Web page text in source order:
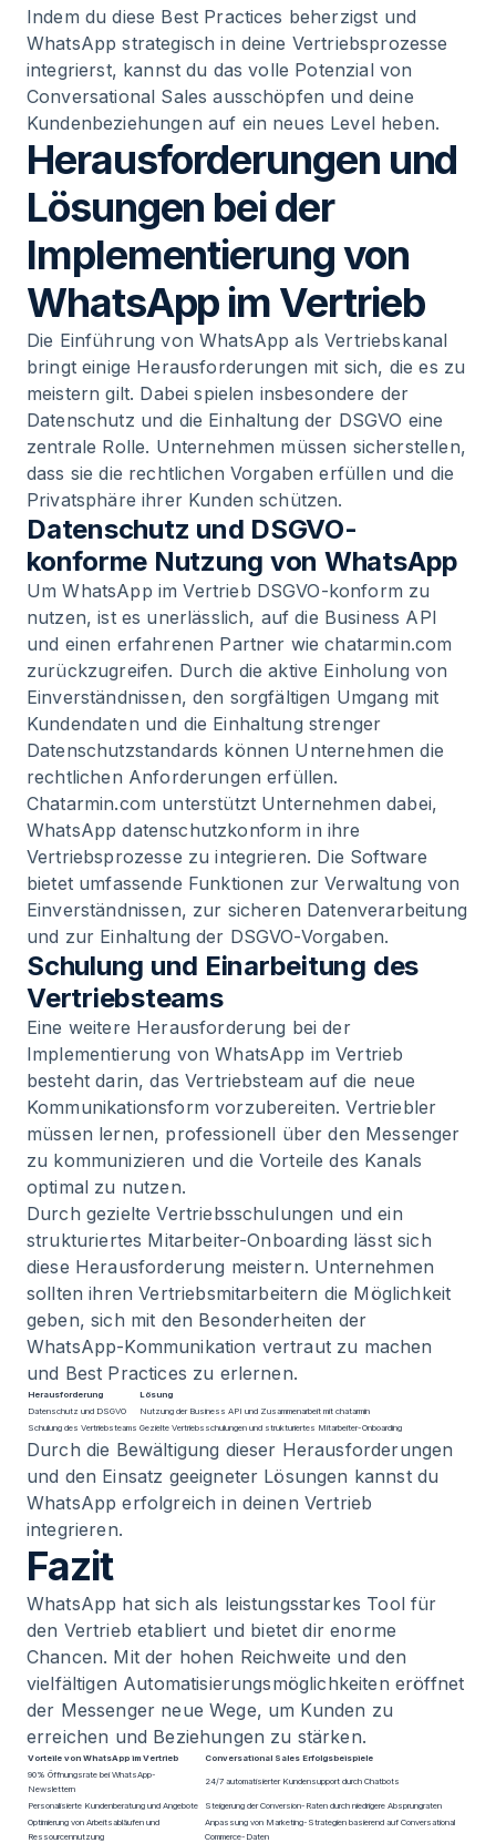
Indem du diese Best Practices beherzigst und
WhatsApp strategisch in deine Vertriebsprozesse
integrierst, kannst du das volle Potenzial von
Conversational Sales ausschöpfen und deine
Kundenbeziehungen auf ein neues Level heben.
Herausforderungen und
Lösungen bei der
Implementierung von
WhatsApp im Vertrieb
Die Einführung von WhatsApp als Vertriebskanal
bringt einige Herausforderungen mit sich, die es zu
meistern gilt. Dabei spielen insbesondere der
Datenschutz und die Einhaltung der DSGVO eine
zentrale Rolle. Unternehmen müssen sicherstellen,
dass sie die rechtlichen Vorgaben erfüllen und die
Privatsphäre ihrer Kunden schützen.
Datenschutz und DSGVO-
konforme Nutzung von WhatsApp
Um WhatsApp im Vertrieb DSGVO-konform zu
nutzen, ist es unerlässlich, auf die Business API
und einen erfahrenen Partner wie chatarmin.com
zurückzugreifen. Durch die aktive Einholung von
Einverständnissen, den sorgfältigen Umgang mit
Kundendaten und die Einhaltung strenger
Datenschutzstandards können Unternehmen die
rechtlichen Anforderungen erfüllen.
Chatarmin.com unterstützt Unternehmen dabei,
WhatsApp datenschutzkonform in ihre
Vertriebsprozesse zu integrieren. Die Software
bietet umfassende Funktionen zur Verwaltung von
Einverständnissen, zur sicheren Datenverarbeitung
und zur Einhaltung der DSGVO-Vorgaben.
Schulung und Einarbeitung des
Vertriebsteams
Eine weitere Herausforderung bei der
Implementierung von WhatsApp im Vertrieb
besteht darin, das Vertriebsteam auf die neue
Kommunikationsform vorzubereiten. Vertriebler
müssen lernen, professionell über den Messenger
zu kommunizieren und die Vorteile des Kanals
optimal zu nutzen.
Durch gezielte Vertriebsschulungen und ein
strukturiertes Mitarbeiter-Onboarding lässt sich
diese Herausforderung meistern. Unternehmen
sollten ihren Vertriebsmitarbeitern die Möglichkeit
geben, sich mit den Besonderheiten der
WhatsApp-Kommunikation vertraut zu machen
und Best Practices zu erlernen.
Herausforderung
Lösung
Datenschutz und DSGVO
Nutzung der Business API und Zusammenarbeit mit chatarmin
Schulung des Vertriebsteams Gezielte Vertriebsschulungen und strukturiertes Mitarbeiter-Onboarding
Durch die Bewältigung dieser Herausforderungen
und den Einsatz geeigneter Lösungen kannst du
WhatsApp erfolgreich in deinen Vertrieb
integrieren.
Fazit
WhatsApp hat sich als leistungsstarkes Tool für
den Vertrieb etabliert und bietet dir enorme
Chancen. Mit der hohen Reichweite und den
vielfältigen Automatisierungsmöglichkeiten eröffnet
der Messenger neue Wege, um Kunden zu
erreichen und Beziehungen zu stärken.
Vorteile von WhatsApp im Vertrieb
Conversational Sales Erfolgsbeispiele
90% Öffnungsrate bei WhatsApp-
Newslettern
24/7 automatisierter Kundensupport durch Chatbots
Personalisierte Kundenberatung und Angebote
Steigerung der Conversion-Raten durch niedrigere Absprungraten
Optimierung von Arbeitsabläufen und
Ressourcennutzung
Anpassung von Marketing-Strategien basierend auf Conversational
Commerce-Daten